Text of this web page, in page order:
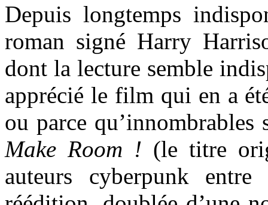
Depuis longtemps
roman signé Harry
dont la lecture semble
apprécié le film qui en a
ou parce
Make Room ! (le titre
auteurs cyberpunk